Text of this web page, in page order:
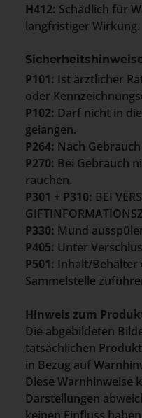
H412: Schädlich für
langfristiger Wirkung.
P101: Ist ärztlicher
oder
P102: Darf nicht in
gelangen.
P264: Nach
P270: Bei Gebrauch
rauchen.
P301 + P310: BEI
P330: Mund
P405: Unter
P501: Inhalt/Behälter
Sammelstelle
Hinweis zum
Die abgebildeten
tatsächlichen
in Bezug auf
Diese Warnhinweise
Darstellungen